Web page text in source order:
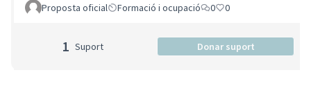
Proposta oficial Formació i ocupació 0 0
1 Suport Donar suport